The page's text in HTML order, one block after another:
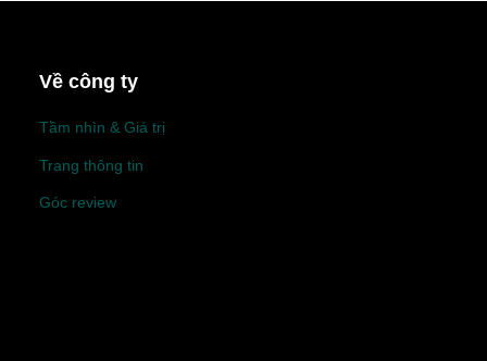
Về công ty
Tầm nhìn & Giá trị
Trang thông tin
Góc review